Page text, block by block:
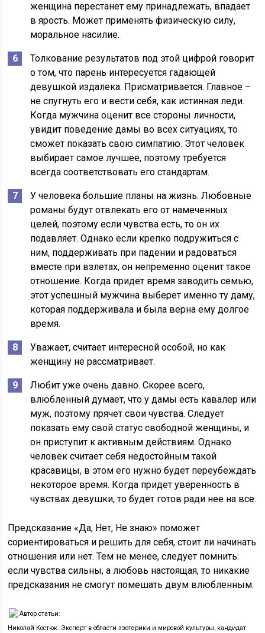
женщина перестанет ему принадлежать, впадает
в ярость. Может применять физическую силу,
моральное насилие.
Толкование результатов под этой цифрой говорит
о том, что парень интересуется гадающей
девушкой издалека. Присматривается. Главное –
не спугнуть его и вести себя, как истинная леди.
Когда мужчина оценит все стороны личности,
увидит поведение дамы во всех ситуациях, то
сможет показать свою симпатию. Этот человек
выбирает самое лучшее, поэтому требуется
всегда соответствовать его стандартам.
У человека большие планы на жизнь. Любовные
романы будут отвлекать его от намеченных
целей, поэтому если чувства есть, то он их
подавляет. Однако если крепко подружиться с
ним, поддерживать при падении и радоваться
вместе при взлетах, он непременно оценит такое
отношение. Когда придет время заводить семью,
этот успешный мужчина выберет именно ту даму,
которая поддерживала и была верна ему долгое
время.
Уважает, считает интересной особой, но как
женщину не рассматривает.
Любит уже очень давно. Скорее всего,
влюбленный думает, что у дамы есть кавалер или
муж, поэтому прячет свои чувства. Следует
показать ему свой статус свободной женщины, и
он приступит к активным действиям. Однако
человек считает себя недостойным такой
красавицы, в этом его нужно будет переубеждать
некоторое время. Когда придет уверенность в
чувствах девушки, то будет готов ради нее на все.
Предсказание «Да, Нет, Не знаю» поможет
сориентироваться и решить для себя, стоит ли начинать
отношения или нет. Тем не менее, следует помнить:
если чувства сильны, а любовь настоящая, то никакие
предсказания не смогут помешать двум влюбленным.
Автор статьи:
Николай Костюк. Эксперт в области эзотерики и мировой культуры, кандидат